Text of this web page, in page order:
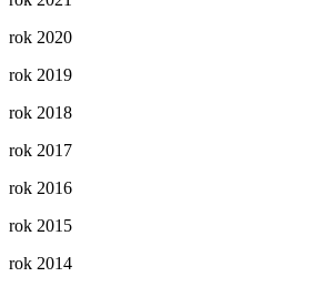
rok 2020
rok 2019
rok 2018
rok 2017
rok 2016
rok 2015
rok 2014